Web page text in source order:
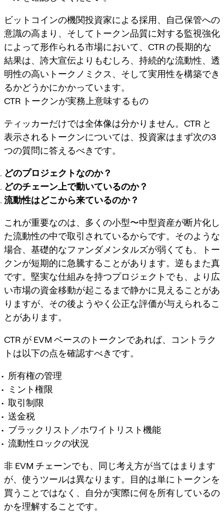
ビットコインの機関投資家による採用、自己保管への
意識の高まり、そしてトークン品質に対する監視強化
によって形作られる市場において、CTR の長期的な
結果は、誇大宣伝よりもむしろ、持続的な流動性、透
明性の高いトークノミクス、そして実用性を構築でき
るかどうかにかかっています。
CTR トークンが実務上意味するもの
ティッカーだけでは全体像は分かりません。CTR と
表示されるトークンについては、投資家はまず次の3
つの質問に答えるべきです。
どのプロジェクトなのか？
どのチェーン上で動いているのか？
流動性はどこから来ているのか？
これが重要なのは、多くの小型〜中型資産が断片化し
た流動性の中で取引されているからです。そのような
場合、基礎的なファンダメンタルズが弱くても、トー
クンが短期的に急騰することがあります。逆もまた真
です。堅実な仕組みを持つプロジェクトでも、より広
い市場の資金移動が起こるまで静かに見えることがあ
りますが、その後ようやく公正な評価が与えられるこ
とがあります。
CTR が EVM ベースのトークンであれば、コントラク
トは以下の点を確認すべきです。
所有権の管理
ミント権限
取引制限
送金税
ブラックリスト／ホワイトリスト機能
流動性ロックの状況
非 EVM チェーンでも、同じ考え方が当てはまります
が、使うツールは異なります。目的は単にトークンを
買うことではなく、自分が実際に何を所有しているの
かを理解することです。